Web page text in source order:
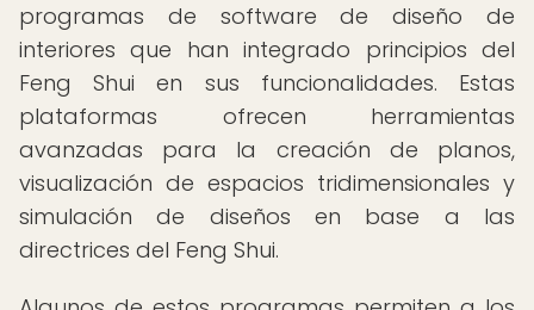
programas de software de diseño de
interiores que han integrado principios del
Feng Shui en sus funcionalidades. Estas
plataformas ofrecen herramientas
avanzadas para la creación de planos,
visualización de espacios tridimensionales y
simulación de diseños en base a las
directrices del Feng Shui.